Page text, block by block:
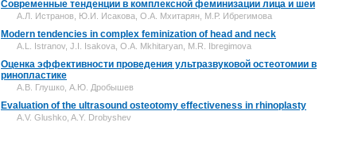
Современные тенденции в комплексной феминизации лица и шеи
А.Л. Истранов, Ю.И. Исакова, О.А. Мхитарян, М.Р. Ибрегимова
Modern tendencies in complex feminization of head and neck
A.L. Istranov, J.I. Isakova, O.A. Mkhitaryan, M.R. Ibregimova
Оценка эффективности проведения ультразвуковой остеотомии в
ринопластике
А.В. Глушко, А.Ю. Дробышев
Evaluation of the ultrasound osteotomy effectiveness in rhinoplasty
A.V. Glushko, A.Y. Drobyshev